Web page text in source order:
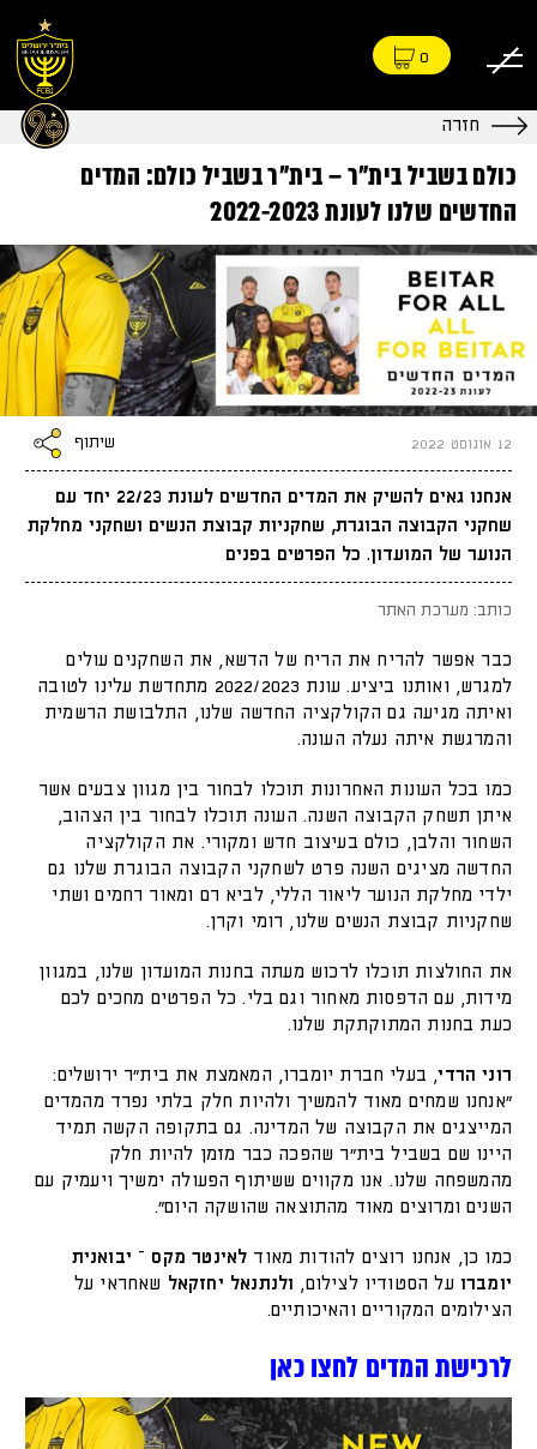
0
חזרה
כולם בשביל בית"ר – בית"ר בשביל כולם: המדים
החדשים שלנו לעונת 2022-2023
12 אוגוסט 2022 שיתוף
אנחנו גאים להשיק את המדים החדשים לעונת 22/23 יחד עם
שחקני הקבוצה הבוגרת, שחקניות קבוצת הנשים ושחקני מחלקת
הנוער של המועדון. כל הפרטים בפנים
כותב: מערכת האתר
כבר אפשר להריח את הריח של הדשא, את השחקנים עולים
למגרש, ואותנו ביציע. עונת 2022/2023 מתחדשת עלינו לטובה
ואיתה מגיעה גם הקולקציה החדשה שלנו, התלבושת הרשמית
והמרגשת איתה נעלה העונה.
כמו בכל העונות האחרונות תוכלו לבחור בין מגוון צבעים אשר
איתן תשחק הקבוצה השנה. העונה תוכלו לבחור בין הצהוב,
השחור והלבן, כולם בעיצוב חדש ומקורי. את הקולקציה
החדשה מציגים השנה פרט לשחקני הקבוצה הבוגרת שלנו גם
ילדי מחלקת הנוער ליאור הללי, לביא רם ומאור רחמים ושתי
שחקניות קבוצת הנשים שלנו, רומי וקרן.
את החולצות תוכלו לרכוש מעתה בחנות המועדון שלנו, במגוון
מידות, עם הדפסות מאחור וגם בלי. כל הפרטים מחכים לכם
כעת בחנות המתוקתקת שלנו.
רוני הרדי, בעלי חברת יומברו, המאמצת את בית״ר ירושלים:
"אנחנו שמחים מאוד להמשיך ולהיות חלק בלתי נפרד מהמדים
המייצגים את הקבוצה של המדינה. גם בתקופה הקשה תמיד
היינו שם בשביל בית"ר שהפכה כבר מזמן להיות חלק
מהמשפחה שלנו. אנו מקווים ששיתוף הפעולה ימשיך ויעמיק עם
השנים ומרוצים מאוד מהתוצאה שהושקה היום".
כמו כן, אנחנו רוצים להודות מאוד לאינטר מקס – יבואנית
יומברו על הסטודיו לצילום, ולנתנאל יחזקאל שאחראי על
הצילומים המקוריים והאיכותיים.
לרכישת המדים לחצו כאן